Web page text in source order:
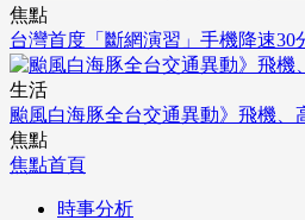
焦點
台灣首度「斷網演習」手機降速
生活
颱風白海豚全台交通異動》飛機、
焦點
焦點首頁
時事分析